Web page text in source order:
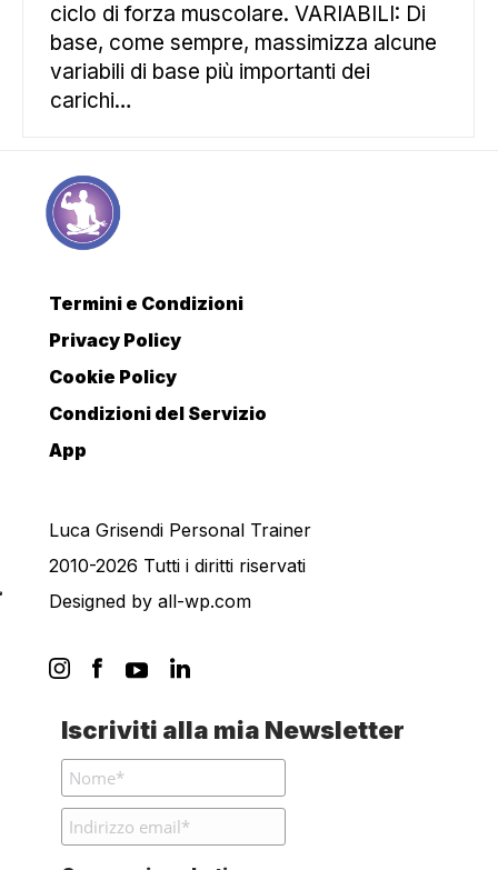
ciclo di forza muscolare. VARIABILI: Di
base, come sempre, massimizza alcune
variabili di base più importanti dei
carichi…
Termini e Condizioni
Privacy Policy
Cookie Policy
Condizioni del Servizio
App
Luca Grisendi Personal Trainer
2010-2026 Tutti i diritti riservati
Designed by all-wp.com
Iscriviti alla mia Newsletter